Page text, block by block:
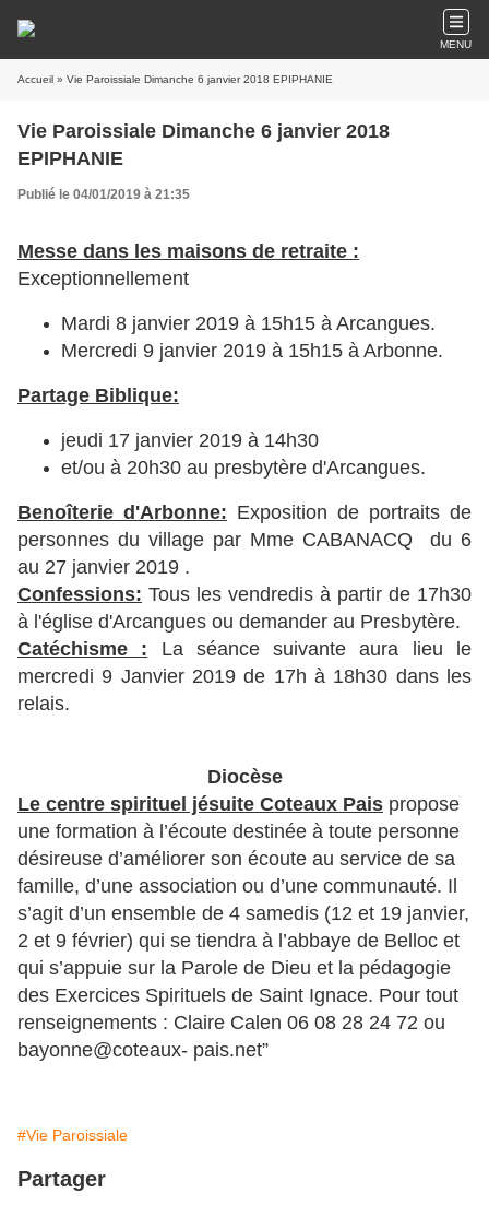
MENU
Accueil » Vie Paroissiale Dimanche 6 janvier 2018 EPIPHANIE
Vie Paroissiale Dimanche 6 janvier 2018
EPIPHANIE
Publié le 04/01/2019 à 21:35
Messe dans les maisons de retraite :
Exceptionnellement
Mardi 8 janvier 2019 à 15h15 à Arcangues.
Mercredi 9 janvier 2019 à 15h15 à Arbonne.
Partage Biblique:
jeudi 17 janvier 2019 à 14h30
et/ou à 20h30 au presbytère d'Arcangues.
Benoîterie d'Arbonne: Exposition de portraits de
personnes du village par Mme CABANACQ du 6
au 27 janvier 2019 .
Confessions: Tous les vendredis à partir de 17h30
à l'église d'Arcangues ou demander au Presbytère.
Catéchisme :
La séance suivante aura lieu le
mercredi 9 Janvier 2019 de 17h à 18h30 dans les
relais.
Diocèse
Le centre spirituel jésuite Coteaux Pais propose
une formation à l’écoute destinée à toute personne
désireuse d’améliorer son écoute au service de sa
famille, d’une association ou d’une communauté. Il
s’agit d’un ensemble de 4 samedis (12 et 19 janvier,
2 et 9 février) qui se tiendra à l’abbaye de Belloc et
qui s’appuie sur la Parole de Dieu et la pédagogie
des Exercices Spirituels de Saint Ignace. Pour tout
renseignements : Claire Calen 06 08 28 24 72 ou
bayonne@coteaux- pais.net”
#Vie Paroissiale
Partager